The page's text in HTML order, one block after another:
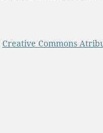
Creative Commons